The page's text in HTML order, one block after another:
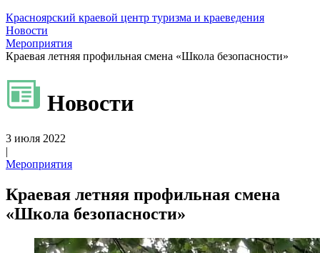
Красноярский краевой центр туризма и краеведения
Новости
Мероприятия
Краевая летняя профильная смена «Школа безопасности»
Новости
3 июля 2022
|
Мероприятия
Краевая летняя профильная смена
«Школа безопасности»